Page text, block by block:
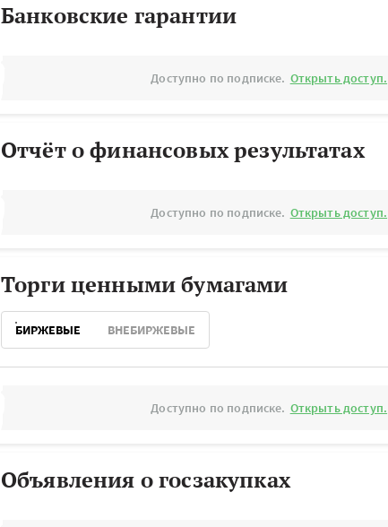
Банковские гарантии
Доступно по подписке. Открыть доступ.
Отчёт о финансовых результатах
Доступно по подписке. Открыть доступ.
Торги ценными бумагами
БИРЖЕВЫЕ ВНЕБИРЖЕВЫЕ
Доступно по подписке. Открыть доступ.
Объявления о госзакупках